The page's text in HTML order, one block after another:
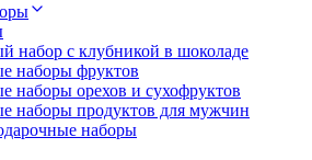
набор с клубникой в шоколаде
наборы фруктов
наборы орехов и сухофруктов
наборы продуктов для мужчин
наборы